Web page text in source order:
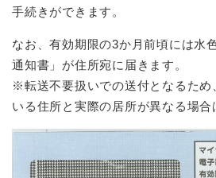
手続きができます。
なお、有効期限の3か月前頃には水
通知書」が住所宛に届きます。
※転送不要扱いでの送付となるため
いる住所と実際の居所が異なる場合